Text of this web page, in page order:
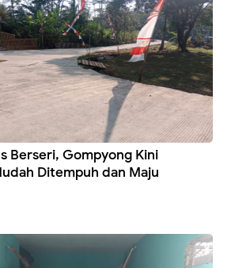
Berseri, Gompyong Kini
Ditempuh dan Maju